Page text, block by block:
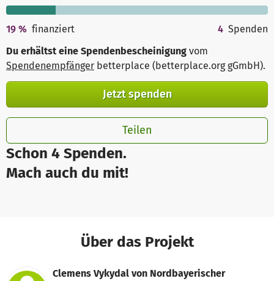
Schon 4 Spenden.
Mach auch du mit!
19 % finanziert 4 Spenden
Du erhältst eine Spendenbescheinigung vom
Spendenempfänger betterplace (betterplace.org gGmbH).
Jetzt spenden
Teilen
Über das Projekt
Clemens Vykydal von Nordbayerischer